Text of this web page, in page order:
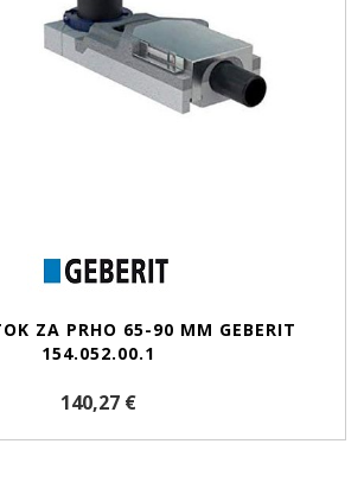
ZA PRHO 65-90 MM GEBERIT
154.052.00.1
140,27 €